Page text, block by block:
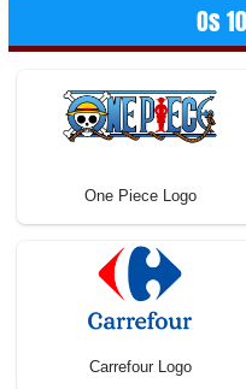
Os
One Piece Logo
Carrefour Logo